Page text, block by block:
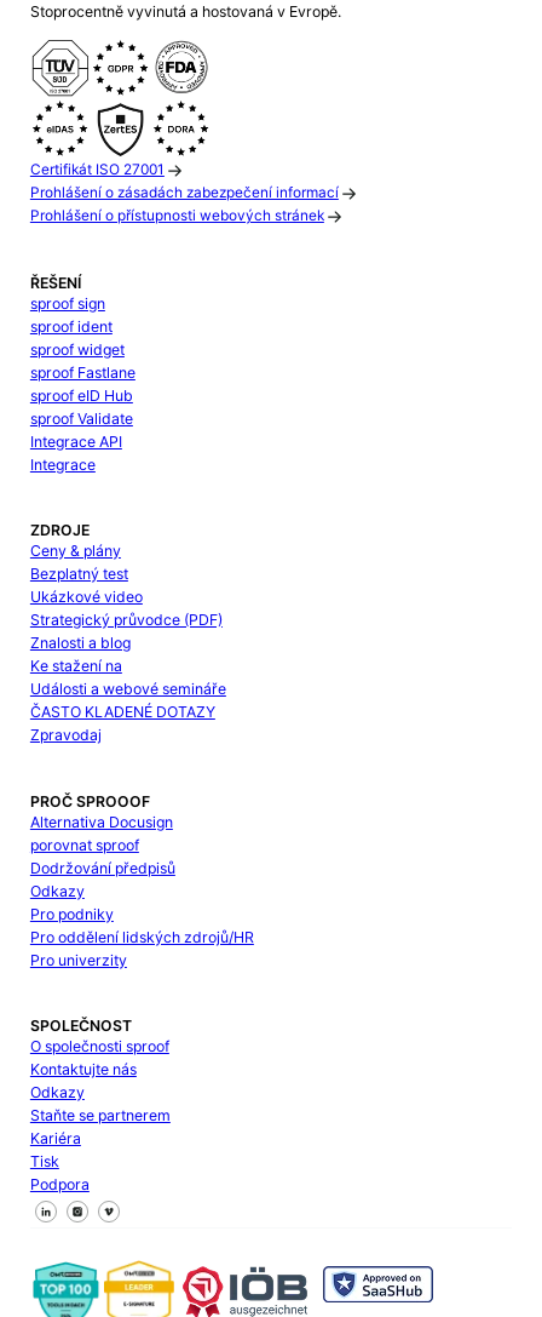
Stoprocentně vyvinutá a hostovaná v Evropě.
Certifikát ISO 27001
Prohlášení o zásadách zabezpečení informací
Prohlášení o přístupnosti webových stránek
ŘEŠENÍ
sproof sign
sproof ident
sproof widget
sproof Fastlane
sproof eID Hub
sproof Validate
Integrace API
Integrace
ZDROJE
Ceny & plány
Bezplatný test
Ukázkové video
Strategický průvodce (PDF)
Znalosti a blog
Ke stažení na
Události a webové semináře
ČASTO KLADENÉ DOTAZY
Zpravodaj
PROČ SPROOOF
Alternativa Docusign
porovnat sproof
Dodržování předpisů
Odkazy
Pro podniky
Pro oddělení lidských zdrojů/HR
Pro univerzity
SPOLEČNOST
O společnosti sproof
Kontaktujte nás
Odkazy
Staňte se partnerem
Kariéra
Tisk
Podpora
Sledujte nás na Facebooku
Sledujte nás na X
Sledujte nás na LinkedIn